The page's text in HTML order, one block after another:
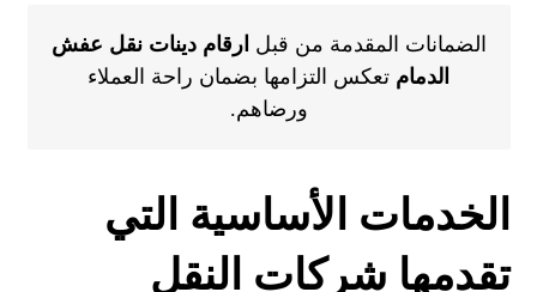
الضمانات المقدمة من قبل ارقام دينات نقل عفش
الدمام تعكس التزامها بضمان راحة العملاء
ورضاهم.
الخدمات الأساسية التي
تقدمها شركات النقل